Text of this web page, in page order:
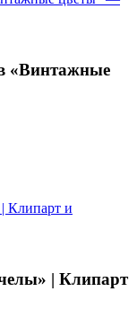
«Винтажные
| Клипарт